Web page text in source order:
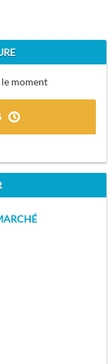
moment